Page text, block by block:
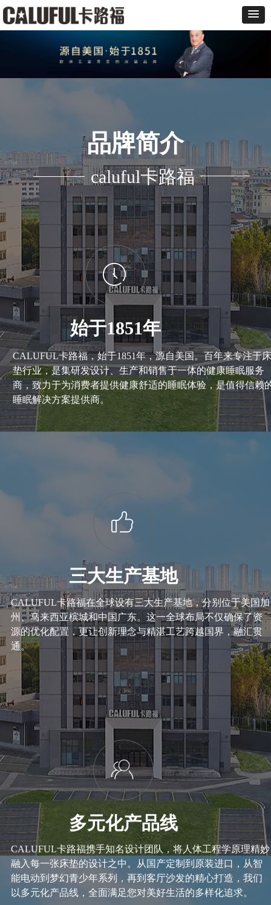
ꂂ
始于1851年
CALUFUL卡路福，始于1851年，源自美国。百年来专注于床
垫行业，是集研发设计、生产和销售于一体的健康睡眠服务
商，致力于为消费者提供健康舒适的睡眠体验，是值得信赖
睡眠解决方案提供商。
ꀧ
三大生产基地
CALUFUL卡路福在全球设有三大生产基地，分别位于美国加
州、马来西亚槟城和中国广东。这一全球布局不仅确保了资
源的优化配置，更让创新理念与精湛工艺跨越国界，融汇贯
通。
ꁘ
多元化产品线
CALUFUL卡路福携手知名设计团队，将人体工程学原理精妙
融入每一张床垫的设计之中。从国产定制到原装进口，从智
能电动到梦幻青少年系列，再到客厅沙发的精心打造，我们
以多元化产品线，全面满足您对美好生活的多样化追求。
品牌简介
caluful卡路福